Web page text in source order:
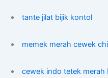
tante jilat bijik kontol
memek merah cewek
cewek indo tetek merah